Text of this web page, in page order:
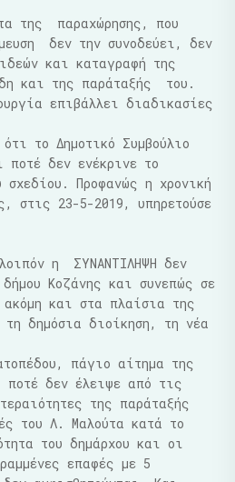
της
παραχώρησης, που
δεν την συνοδεύει, δεν
και καταγραφή της
και της παράταξής
του.
επιβάλλει διαδικασίες
το Δημοτικό Συμβούλιο
ποτέ δεν ενέκρινε το
σχεδίου. Προφανώς η χρονική
στις 23-5-2019, υπηρετούσε
η
ΣΥΝΑΝΤΙΛΗΨΗ δεν
Κοζάνης και συνεπώς σε
και στα πλαίσια της
τη δημόσια διοίκηση, τη νέα
πάγιο αίτημα της
ποτέ δεν έλειψε από τις
της παράταξής
του Λ. Μαλούτα κατά το
του δημάρχου και οι
επαφές με 5